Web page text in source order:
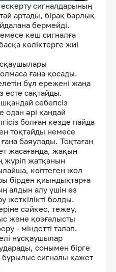
сигналдарының
артады, бірақ барлық
бермейді.
кеш сигналға
көліктерге жиі
ғана қосады.
бұл ережені жаңа
есте сақтайды.
себепсіз
одан әрі қандай
болған кезде пайда
тоқтайды немесе
баяулады. Тоқтаған
жасағанда, жақын
жүріп жатқанын
көптеген жол
бірден қиындықтарға
алдын алу үшін өз
жеткілікті болды.
сәйкес, тежеу,
және қозғалысты
- міндетті талап.
нұсқаушылар
сонымен бірге
бұрылыс сигналы қажет